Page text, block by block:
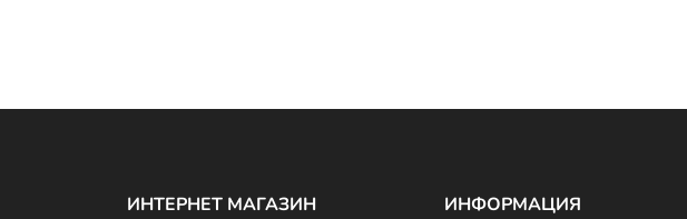
ИНТЕРНЕТ МАГАЗИН
ИНФОРМАЦИЯ